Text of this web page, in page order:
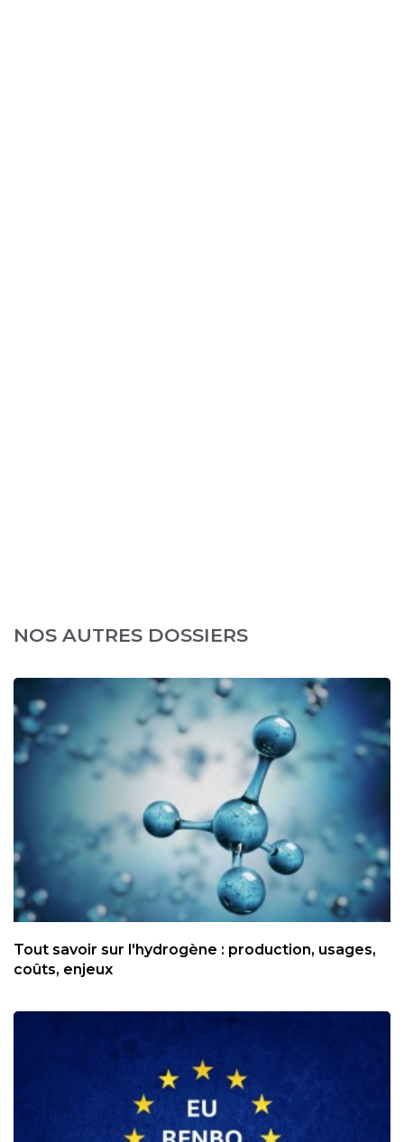
NOS AUTRES DOSSIERS
Tout savoir sur l'hydrogène : production, usages,
coûts, enjeux